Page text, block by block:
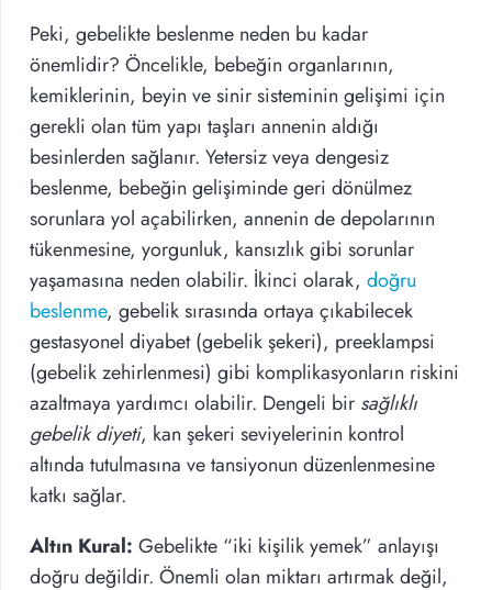
Peki, gebelikte beslenme neden bu kadar
önemlidir? Öncelikle, bebeğin organlarının,
kemiklerinin, beyin ve sinir sisteminin gelişimi için
gerekli olan tüm yapı taşları annenin aldığı
besinlerden sağlanır. Yetersiz veya dengesiz
beslenme, bebeğin gelişiminde geri dönülmez
sorunlara yol açabilirken, annenin de depolarının
tükenmesine, yorgunluk, kansızlık gibi sorunlar
yaşamasına neden olabilir. İkinci olarak, doğru
beslenme, gebelik sırasında ortaya çıkabilecek
gestasyonel diyabet (gebelik şekeri), preeklampsi
(gebelik zehirlenmesi) gibi komplikasyonların riskini
azaltmaya yardımcı olabilir. Dengeli bir sağlıklı
gebelik diyeti, kan şekeri seviyelerinin kontrol
altında tutulmasına ve tansiyonun düzenlenmesine
katkı sağlar.
Altın Kural: Gebelikte “iki kişilik yemek” anlayışı
doğru değildir. Önemli olan miktarı artırmak değil,